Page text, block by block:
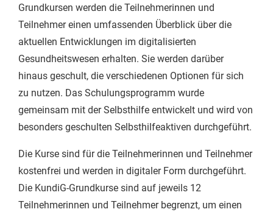
Grundkursen werden die Teilnehmerinnen und
Teilnehmer einen umfassenden Überblick über die
aktuellen Entwicklungen im digitalisierten
Gesundheitswesen erhalten. Sie werden darüber
hinaus geschult, die verschiedenen Optionen für sich
zu nutzen. Das Schulungsprogramm wurde
gemeinsam mit der Selbsthilfe entwickelt und wird von
besonders geschulten Selbsthilfeaktiven durchgeführt.
Die Kurse sind für die Teilnehmerinnen und Teilnehmer
kostenfrei und werden in digitaler Form durchgeführt.
Die KundiG-Grundkurse sind auf jeweils 12
Teilnehmerinnen und Teilnehmer begrenzt, um einen